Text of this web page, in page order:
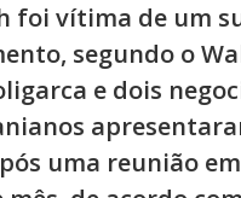
foi vítima de um
segundo o
e dois
uma reunião